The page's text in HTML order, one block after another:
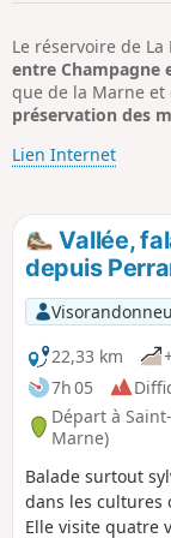
Le réservoire de
entre
que de la Marne et
préservation des
Lien Internet
Vallée,
depuis
22,33 km
7h 05
Départ à
Marne)
Balade surtout
dans les cultures
Elle visite quatre